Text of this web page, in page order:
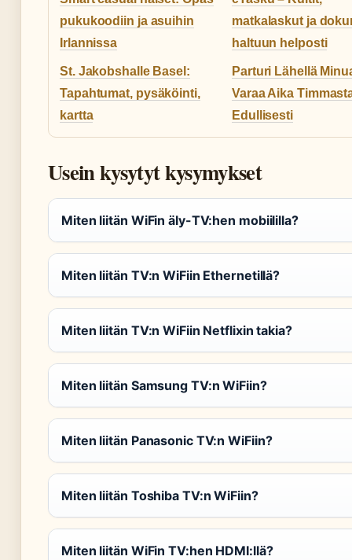
pukukoodiin ja asuihin
Irlannissa
matkalaskut ja
haltuun helposti
St. Jakobshalle Basel:
Tapahtumat, pysäköinti,
kartta
Parturi Lähellä
Varaa Aika
Edullisesti
Usein kysytyt kysymykset
Miten liitän WiFin äly-TV:hen mobiililla?
Miten liitän TV:n WiFiin Ethernetillä?
Miten liitän TV:n WiFiin Netflixin takia?
Miten liitän Samsung TV:n WiFiin?
Miten liitän Panasonic TV:n WiFiin?
Miten liitän Toshiba TV:n WiFiin?
Miten liitän WiFin TV:hen HDMI:llä?